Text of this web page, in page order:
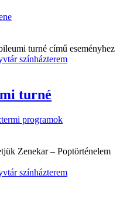
színházterem
turné
programok
színházterem